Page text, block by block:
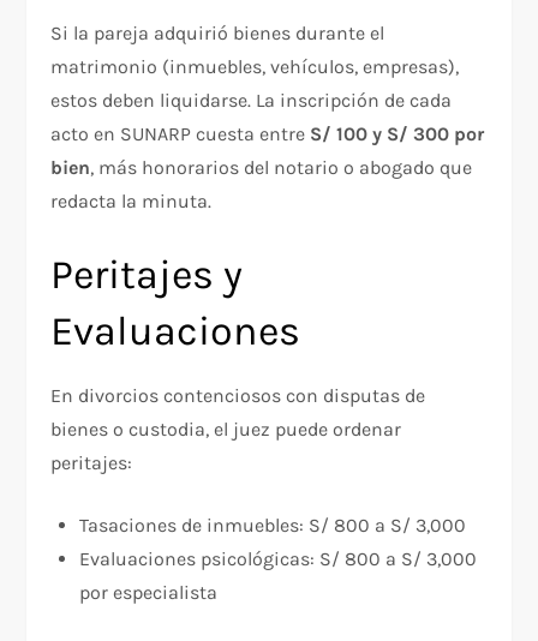
Si la pareja adquirió bienes durante el
matrimonio (inmuebles, vehículos, empresas),
estos deben liquidarse. La inscripción de cada
acto en SUNARP cuesta entre S/ 100 y S/ 300 por
bien, más honorarios del notario o abogado que
redacta la minuta.
Peritajes y
Evaluaciones
En divorcios contenciosos con disputas de
bienes o custodia, el juez puede ordenar
peritajes:
Tasaciones de inmuebles: S/ 800 a S/ 3,000
Evaluaciones psicológicas: S/ 800 a S/ 3,000
por especialista